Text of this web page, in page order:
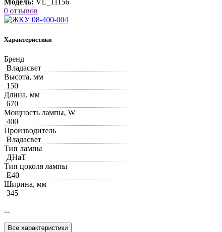
Модель: VL_11156
0 отзывов
Характеристики
Бренд
Владасвет
Высота, мм
150
Длина, мм
670
Мощность лампы, W
400
Производитель
Владасвет
Тип лампы
ДНаТ
Тип цоколя лампы
Е40
Ширина, мм
345
...
Все характеристики